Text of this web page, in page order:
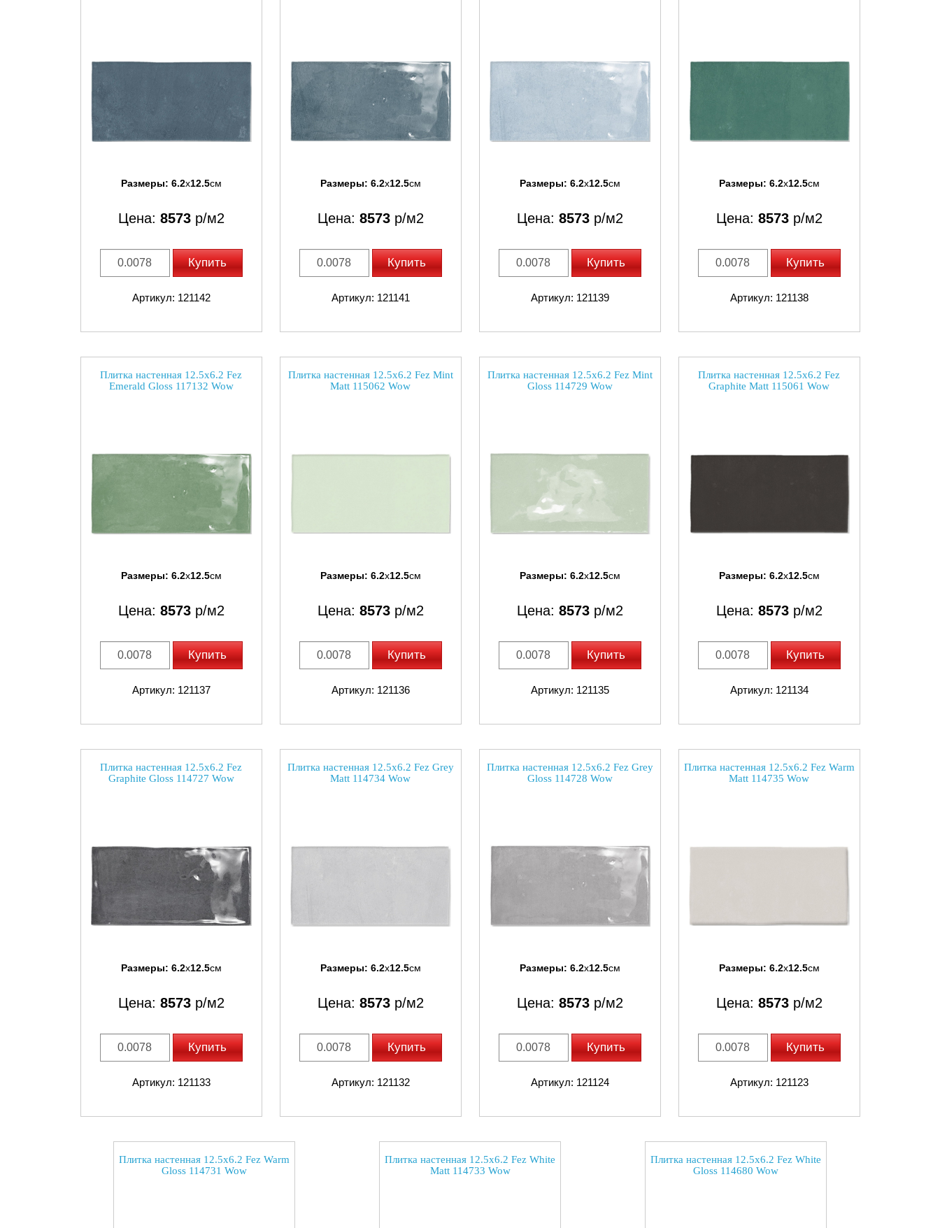
Размеры: 6.2x12.5см
Цена: 8573р/м2
Купить
Артикул: 121142
Размеры: 6.2x12.5см
Цена: 8573р/м2
Купить
Артикул: 121141
Размеры: 6.2x12.5см
Цена: 8573р/м2
Купить
Артикул: 121139
Размеры: 6.2x12.5см
Цена: 8573р/м2
Купить
Артикул: 121138
Плитка настенная 12.5x6.2 Fez
Emerald Gloss 117132 Wow
Размеры: 6.2x12.5см
Цена: 8573р/м2
Купить
Артикул: 121137
Плитка настенная 12.5x6.2 Fez Mint
Matt 115062 Wow
Размеры: 6.2x12.5см
Цена: 8573р/м2
Купить
Артикул: 121136
Плитка настенная 12.5x6.2 Fez Mint
Gloss 114729 Wow
Размеры: 6.2x12.5см
Цена: 8573р/м2
Купить
Артикул: 121135
Плитка настенная 12.5x6.2 Fez
Graphite Matt 115061 Wow
Размеры: 6.2x12.5см
Цена: 8573р/м2
Купить
Артикул: 121134
Плитка настенная 12.5x6.2 Fez
Graphite Gloss 114727 Wow
Размеры: 6.2x12.5см
Цена: 8573р/м2
Купить
Артикул: 121133
Плитка настенная 12.5x6.2 Fez Grey
Matt 114734 Wow
Размеры: 6.2x12.5см
Цена: 8573р/м2
Купить
Артикул: 121132
Плитка настенная 12.5x6.2 Fez Grey
Gloss 114728 Wow
Размеры: 6.2x12.5см
Цена: 8573р/м2
Купить
Артикул: 121124
Плитка настенная 12.5x6.2 Fez Warm
Matt 114735 Wow
Размеры: 6.2x12.5см
Цена: 8573р/м2
Купить
Артикул: 121123
Плитка настенная 12.5x6.2 Fez Warm
Gloss 114731 Wow
Плитка настенная 12.5x6.2 Fez White
Matt 114733 Wow
Плитка настенная 12.5x6.2 Fez White
Gloss 114680 Wow